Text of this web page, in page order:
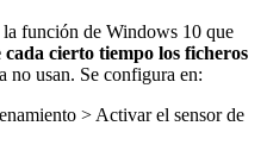
la función de Windows 10 que
cierto tiempo los ficheros
no usan. Se configura en:
> Activar el sensor de